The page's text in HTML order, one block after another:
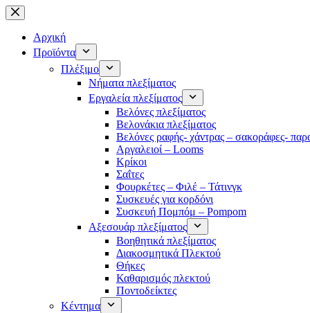
Μετάβαση
στο
περιεχόμενο
Αρχική
Προϊόντα
Πλέξιμο
Νήματα πλεξίματος
Εργαλεία πλεξίματος
Βελόνες πλεξίματος
Βελονάκια πλεξίματος
Βελόνες ραφής- χάντρας – σακοράφες-
Αργαλειοί – Looms
Κρίκοι
Σαΐτες
Φουρκέτες – Φιλέ – Τάτινγκ
Συσκευές για κορδόνι
Συσκευή Πομπόμ – Pompom
Αξεσουάρ πλεξίματος
Βοηθητικά πλεξίματος
Διακοσμητικά Πλεκτού
Θήκες
Καθαρισμός πλεκτού
Ποντοδείκτες
Κέντημα